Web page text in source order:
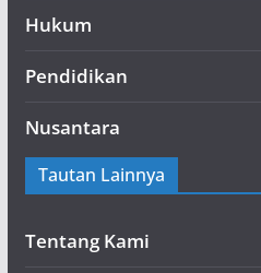
Hukum
Pendidikan
Nusantara
Tautan Lainnya
Tentang Kami